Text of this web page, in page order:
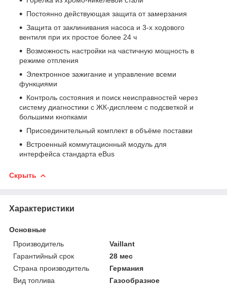
Постоянно действующая защита от замерзания
Защита от заклинивания насоса и 3-х ходового
вентиля при их простое более 24 ч
Возможность настройки на частичную мощность в
режиме отпления
Электронное зажигание и управление всеми
функциями
Контроль состояния и поиск неисправностей через
систему диагностики с ЖК-дисплеем с подсветкой и
большими кнопками
Присоединительный комплект в объёме поставки
Встроенный коммутационный модуль для
интерфейса стандарта eBus
Скрыть
Характеристики
Основные
Производитель
Vaillant
Гарантийный срок
28 мес
Страна производитель
Германия
Вид топлива
Газообразное